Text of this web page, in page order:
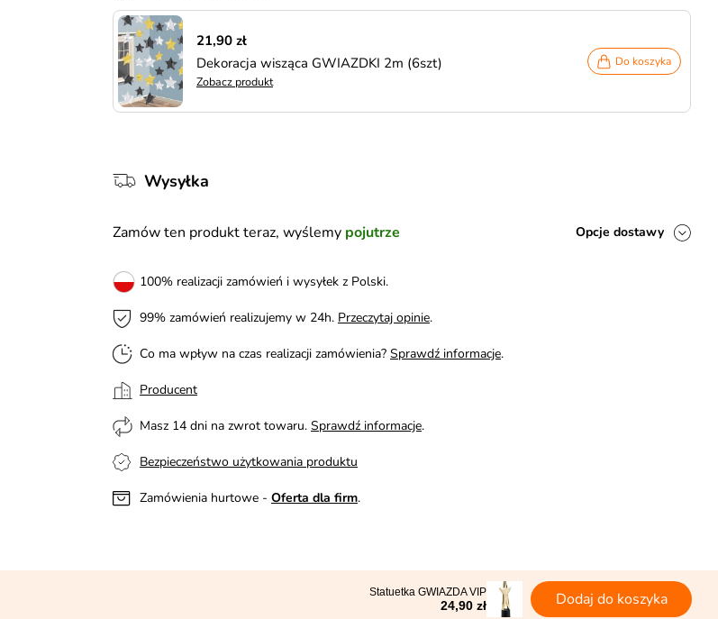
21,90 zł
Dekoracja wisząca GWIAZDKI 2m (6szt)
Zobacz produkt
Do koszyka
Wysyłka
Zamów ten produkt teraz, wyślemy pojutrze Opcje dostawy
100% realizacji zamówień i wysyłek z Polski.
99% zamówień realizujemy w 24h. Przeczytaj opinie.
Co ma wpływ na czas realizacji zamówienia? Sprawdź informacje.
Producent
Masz 14 dni na zwrot towaru. Sprawdź informacje.
Bezpieczeństwo użytkowania produktu
Zamówienia hurtowe - Oferta dla firm.
Statuetka GWIAZDA VIP
24,90 zł Dodaj do koszyka